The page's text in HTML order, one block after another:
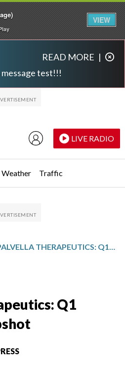
message test!!!
READ MORE |
LIVE RADIO
Weather Traffic
Q1
VIEW